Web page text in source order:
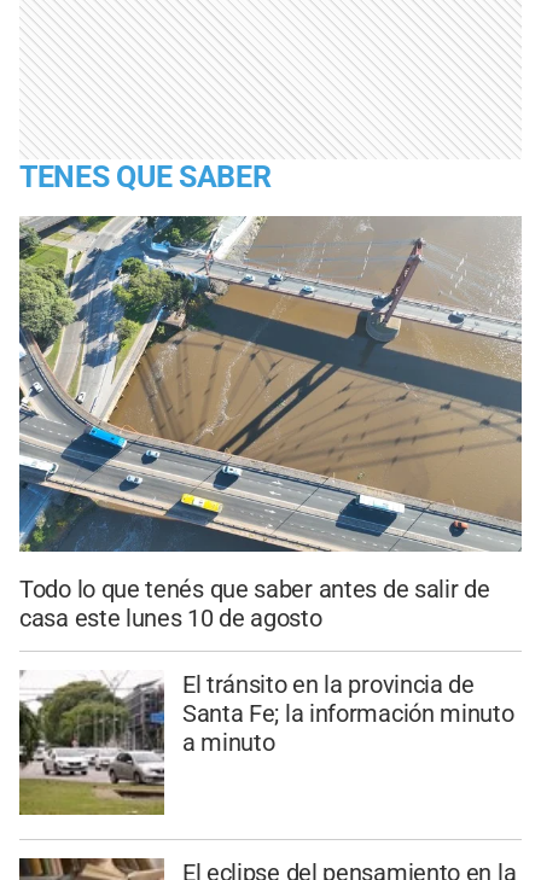
TENES QUE SABER
Todo lo que tenés que saber antes de salir de
casa este lunes 10 de agosto
El tránsito en la provincia de
Santa Fe; la información minuto
a minuto
El eclipse del pensamiento en la